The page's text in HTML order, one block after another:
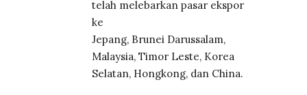
telah melebarkan pasar ekspor
ke
Jepang, Brunei Darussalam,
Malaysia, Timor Leste, Korea
Selatan, Hongkong, dan China.